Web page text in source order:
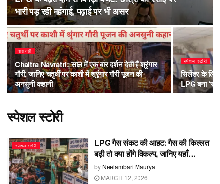
भारी पड़ रही महंगाई, पढ़ाई पर भी असर
वाराणसी
Chaitra Navratri: साल में एक बार दर्शन देती हैं श्रृंगार
गौरी, जानिए चतुर्थी पर काशी में श्रृंगार गौरी पूजन की
अनसुनी कहानी
स्पेशल स्टोरी
सिलेंडर के लिए
LPG बना
स्पेशल स्टोरी
स्पेशल स्टोरी
LPG गैस संकट की आहट: गैस की किल्लत
बढ़ी तो क्या होंगे विकल्प, जानिए यहाँ…
by Neelambari Maurya
MARCH 12, 2026